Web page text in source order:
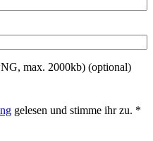
max. 2000kb) (optional)
gelesen und stimme ihr zu. *